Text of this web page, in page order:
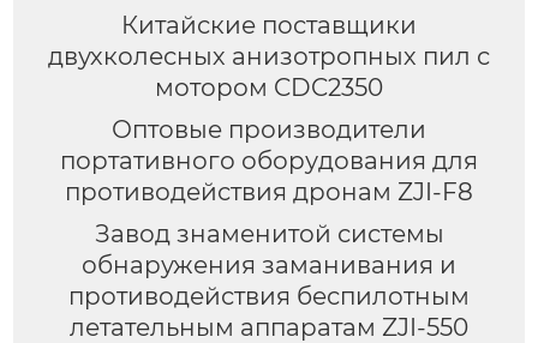
Китайские поставщики
двухколесных анизотропных пил с
мотором CDC2350
Оптовые производители
портативного оборудования для
противодействия дронам ZJI-F8
Завод знаменитой системы
обнаружения заманивания и
противодействия беспилотным
летательным аппаратам ZJI-550